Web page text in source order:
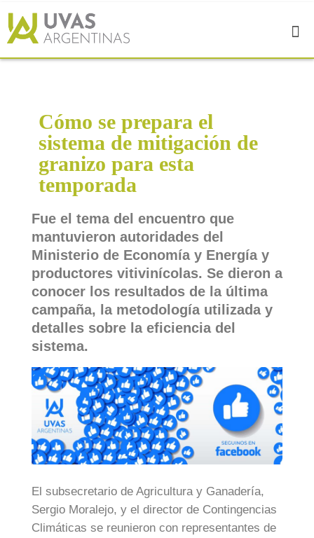
Cómo se prepara el
sistema de mitigación de
granizo para esta
temporada
Fue el tema del encuentro que
mantuvieron autoridades del
Ministerio de Economía y Energía y
productores vitivinícolas. Se dieron a
conocer los resultados de la última
campaña, la metodología utilizada y
detalles sobre la eficiencia del
sistema.
El subsecretario de Agricultura y Ganadería,
Sergio Moralejo, y el director de Contingencias
Climáticas se reunieron con representantes de